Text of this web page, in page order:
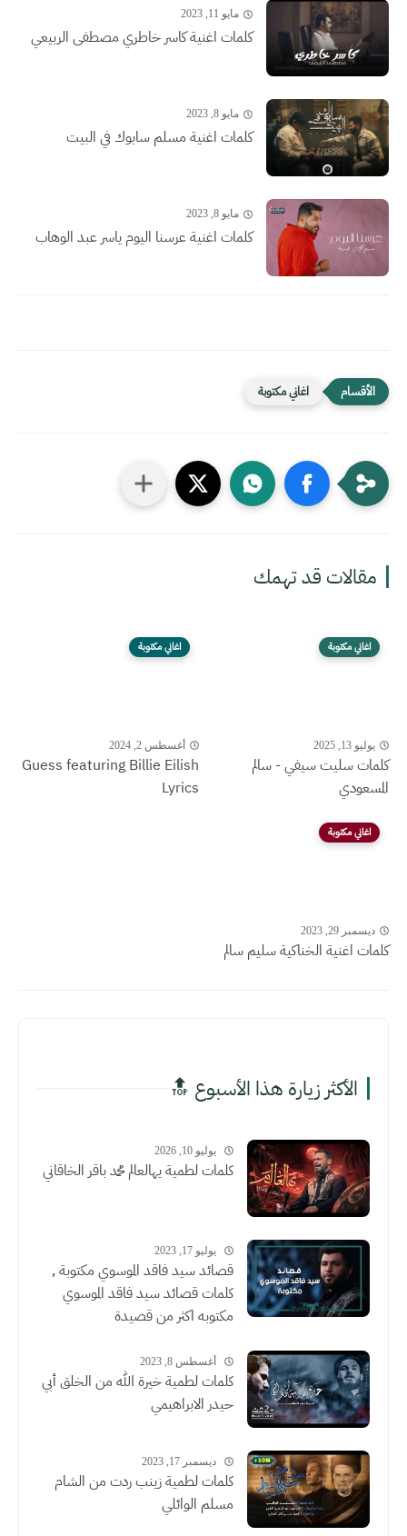
مايو 11, 2023
كلمات اغنية كاسر خاطري مصطفى الربيعي
مايو 8, 2023
كلمات اغنية مسلم سابوك في البيت
مايو 8, 2023
كلمات اغنية عرسنا اليوم ياسر عبد الوهاب
اغاني مكتوبة
مقالات قد تهمك
اغاني مكتوبة
يوليو 13, 2025
كلمات سليت سيفي - سالم
المسعودي
اغاني مكتوبة
أغسطس 2, 2024
Guess featuring Billie Eilish
Lyrics
اغاني مكتوبة
ديسمبر 29, 2023
كلمات اغنية الخناكية سليم سالم
الأكثر زيارة هذا الأسبوع 🔝
يوليو 10, 2026
كلمات لطمية يهالعالم محمد باقر الخاقاني
يوليو 17, 2023
قصائد سيد فاقد الموسوي مكتوبة ,
كلمات قصائد سيد فاقد الموسوي
مكتوبه اكثر من قصيدة
أغسطس 8, 2023
كلمات لطمية خيرة الله من الخلق أبي
حيدر الابراهيمي
ديسمبر 17, 2023
كلمات لطمية زينب ردت من الشام
مسلم الوائلي